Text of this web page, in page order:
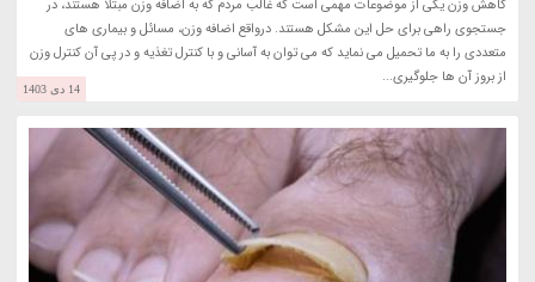
کاهش وزن یکی از موضوعات مهمی است که غالب مردم که به اضافه وزن مبتلا هستند، در
جستجوی راهی برای حل این مشکل هستند. درواقع اضافه وزن، مسائل و بیماری های
متعددی را به ما تحمیل می نماید که می توان به آسانی و با کنترل تغذیه و در پی آن کنترل وزن
از بروز آن ها جلوگیری...
14 دی 1403